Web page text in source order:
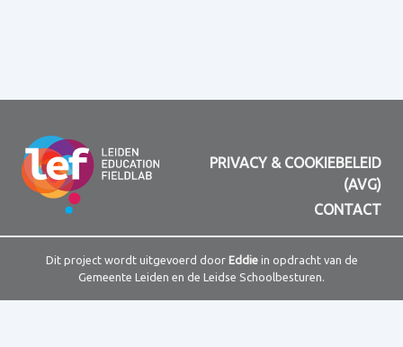
PRIVACY & COOKIEBELEID
(AVG)
CONTACT
Dit project wordt uitgevoerd door Eddiein opdracht van de
Gemeente Leiden en de Leidse Schoolbesturen.